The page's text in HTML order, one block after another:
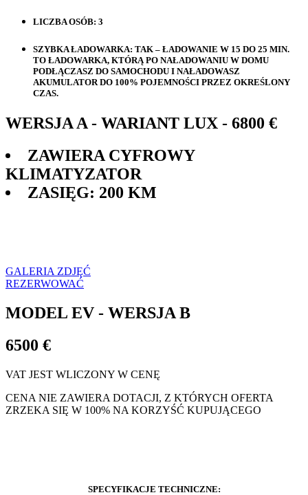
LICZBA OSÓB: 3
SZYBKA ŁADOWARKA: TAK – ŁADOWANIE W 15 DO 25 MIN.
TO ŁADOWARKA, KTÓRĄ PO NAŁADOWANIU W DOMU
PODŁĄCZASZ DO SAMOCHODU I NAŁADOWASZ
AKUMULATOR DO 100% POJEMNOŚCI PRZEZ OKREŚLONY
CZAS.
WERSJA A - WARIANT LUX - 6800 €
ZAWIERA CYFROWY
KLIMATYZATOR
ZASIĘG: 200 KM
GALERIA ZDJĘĆ
REZERWOWAĆ
MODEL EV - WERSJA B
6500 €
VAT JEST WLICZONY W CENĘ
CENA NIE ZAWIERA DOTACJI, Z KTÓRYCH OFERTA
ZRZEKA SIĘ W 100% NA KORZYŚĆ KUPUJĄCEGO
SPECYFIKACJE TECHNICZNE: